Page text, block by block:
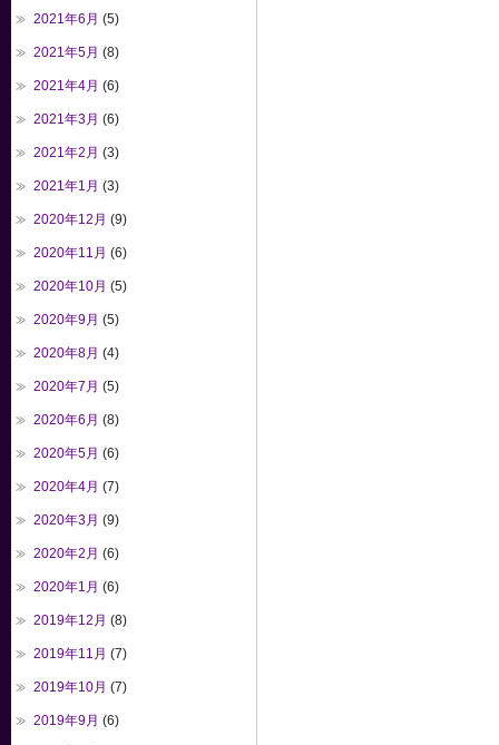
2021年6月 (5)
2021年5月 (8)
2021年4月 (6)
2021年3月 (6)
2021年2月 (3)
2021年1月 (3)
2020年12月 (9)
2020年11月 (6)
2020年10月 (5)
2020年9月 (5)
2020年8月 (4)
2020年7月 (5)
2020年6月 (8)
2020年5月 (6)
2020年4月 (7)
2020年3月 (9)
2020年2月 (6)
2020年1月 (6)
2019年12月 (8)
2019年11月 (7)
2019年10月 (7)
2019年9月 (6)